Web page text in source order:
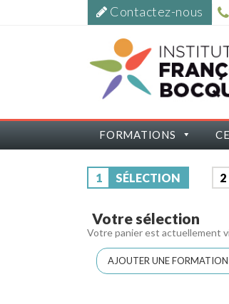
Contactez-nous
FORMATIONS
1 SÉLECTION 2
Votre sélection
Votre panier est actuellement
AJOUTER UNE FORMATION